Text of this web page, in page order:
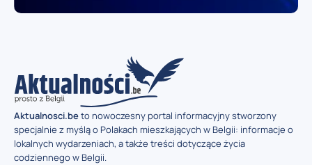
Aktualnosci.beto nowoczesny portal informacyjny stworzony
specjalnie z myślą o Polakach mieszkających w Belgii: informacje o
lokalnych wydarzeniach, a także treści dotyczące życia
codziennego w Belgii.